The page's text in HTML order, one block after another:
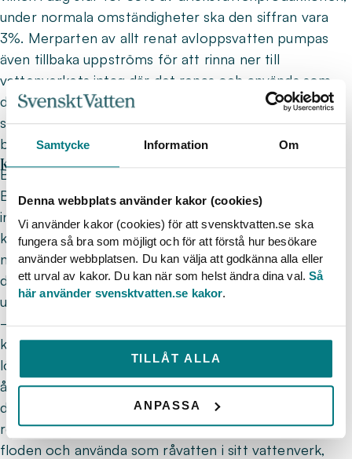
Samtycke Information Om
Denna webbplats använder kakor (cookies)
Vi använder kakor (cookies) för att svensktvatten.se ska
fungera så bra som möjligt och för att förstå hur besökare
använder webbplatsen. Du kan välja att godkänna alla eller
ett urval av kakor. Du kan när som helst ändra dina val.Så
här använder svensktvatten.se kakor.
TILLÅT ALLA
ANPASSA
under normala omständigheter ska den siffran vara
3%. Merparten av allt renat avloppsvatten pumpas
även tillbaka uppströms för att rinna ner till
vattenverkets intag där det renas och används som
dricksvatten. Direkt nedströms om vattenverket
saknar floden numera vatten på grund av torkan,
berättar Erik.
Kris föder innovation
Både Erik och Helena reagerade under sin vistelse i
Barcelona på den höga tekniska kompetensen och
innovationslustan. De reflekterade båda kring hur den
katalanska torkasituationen påverkat och drivit fram
nya lösningar. Inte minst var det tydligt i
digitaliseringsarbetet vid mätning och provtagning
under reningsprocessen.
– Kris tvingar fram innovation och nytänkande. Det
kanske är det mest effektiva sättet att komma till nya
lösningar. I Sverige har vi inte alltid incitament att
återanvända vatten, men i Barcelona hade man tagit
det så långt att man hade ett extra reningssteg i
reningsverket för att kunna återföra renat vatten till
floden och använda som råvatten i sitt vattenverk,